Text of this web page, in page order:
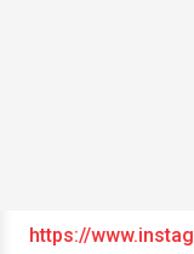
https://